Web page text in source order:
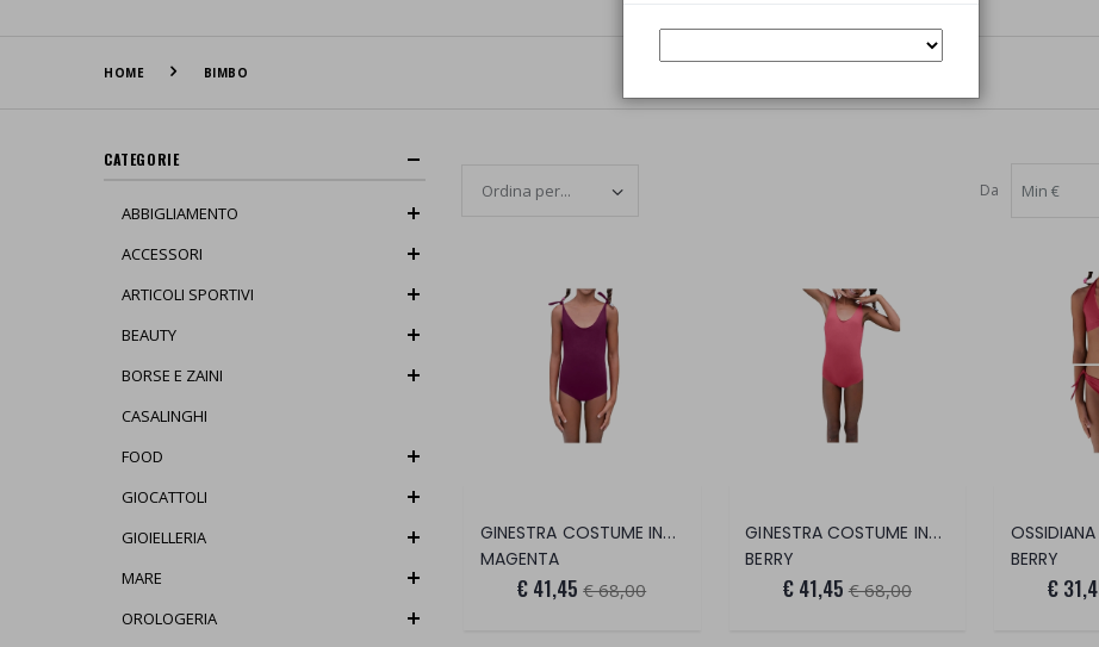
HOME BIMBO
Da
GINESTRA COSTUME INTERO
MAGENTA
€ 41,45 € 68,00
GINESTRA COSTUME INTERO
BERRY
€ 41,45 € 68,00
BERRY
€
CATEGORIE
ABBIGLIAMENTO
ACCESSORI
ARTICOLI SPORTIVI
BEAUTY
BORSE E ZAINI
CASALINGHI
FOOD
GIOCATTOLI
GIOIELLERIA
MARE
OROLOGERIA